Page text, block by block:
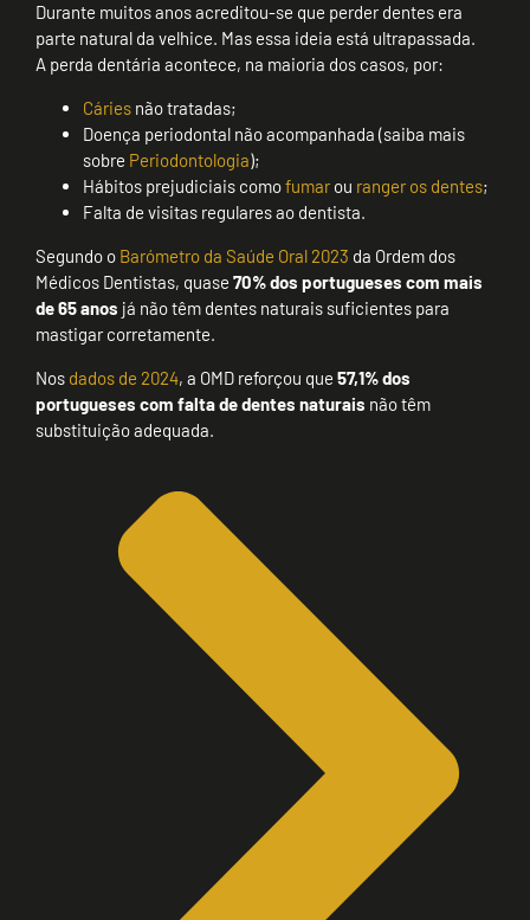
Durante muitos anos acreditou-se que perder dentes era
parte natural da velhice. Mas essa ideia está ultrapassada.
A perda dentária acontece, na maioria dos casos, por:
Cáriesnão tratadas;
Doença periodontal não acompanhada (saiba mais
sobre Periodontologia);
Hábitos prejudiciais comofumarou ranger os dentes;
Falta de visitas regulares ao dentista.
Segundo o Barómetro da Saúde Oral 2023 da Ordem dos
Médicos Dentistas, quase 70% dos portugueses com mais
de 65 anos já não têm dentes naturais suficientes para
mastigar corretamente.
Nos dados de 2024, a OMD reforçou que 57,1% dos
portugueses com falta de dentes naturais não têm
substituição adequada.